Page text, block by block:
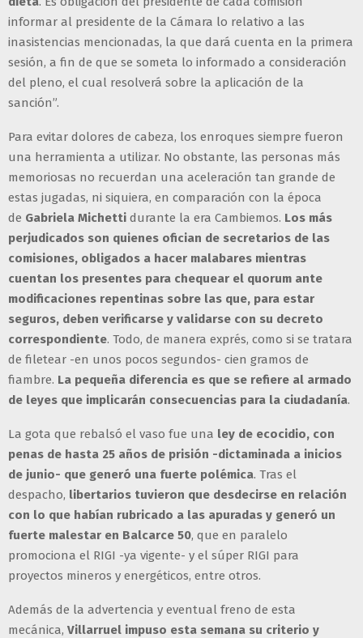
informar al presidente de la Cámara lo relativo a las
inasistencias mencionadas, la que dará cuenta en la primera
sesión, a fin de que se someta lo informado a consideración
del pleno, el cual resolverá sobre la aplicación de la
sanción”.
Para evitar dolores de cabeza, los enroques siempre fueron
una herramienta a utilizar. No obstante, las personas más
memoriosas no recuerdan una aceleración tan grande de
estas jugadas, ni siquiera, en comparación con la época
de Gabriela Michetti durante la era Cambiemos. Los más
perjudicados son quienes ofician de secretarios de las
comisiones, obligados a hacer malabares mientras
cuentan los presentes para chequear el quorum ante
modificaciones repentinas sobre las que, para estar
seguros, deben verificarse y validarse con su decreto
correspondiente. Todo, de manera exprés, como si se tratara
de filetear -en unos pocos segundos- cien gramos de
fiambre. La pequeña diferencia es que se refiere al armado
de leyes que implicarán consecuencias para la ciudadanía.
La gota que rebalsó el vaso fue una ley de ecocidio, con
penas de hasta 25 años de prisión -dictaminada a inicios
de junio- que generó una fuerte polémica. Tras el
despacho, libertarios tuvieron que desdecirse en relación
con lo que habían rubricado a las apuradas y generó un
fuerte malestar en Balcarce 50, que en paralelo
promociona el RIGI -ya vigente- y el súper RIGI para
proyectos mineros y energéticos, entre otros.
Además de la advertencia y eventual freno de esta
mecánica, Villarruel impuso esta semana su criterio y